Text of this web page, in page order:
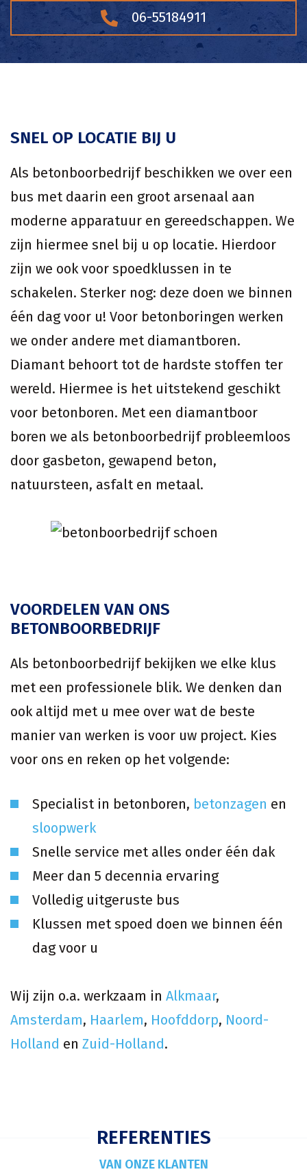
06-55184911
SNEL OP LOCATIE BIJ U
Als betonboorbedrijf beschikken we over een
bus met daarin een groot arsenaal aan
moderne apparatuur en gereedschappen. We
zijn hiermee snel bij u op locatie. Hierdoor
zijn we ook voor spoedklussen in te
schakelen. Sterker nog: deze doen we binnen
één dag voor u! Voor betonboringen werken
we onder andere met diamantboren.
Diamant behoort tot de hardste stoffen ter
wereld. Hiermee is het uitstekend geschikt
voor betonboren. Met een diamantboor
boren we als betonboorbedrijf probleemloos
door gasbeton, gewapend beton,
natuursteen, asfalt en metaal.
VOORDELEN VAN ONS
BETONBOORBEDRIJF
Als betonboorbedrijf bekijken we elke klus
met een professionele blik. We denken dan
ook altijd met u mee over wat de beste
manier van werken is voor uw project. Kies
voor ons en reken op het volgende:
Specialist in betonboren, betonzagen en
sloopwerk
Snelle service met alles onder één dak
Meer dan 5 decennia ervaring
Volledig uitgeruste bus
Klussen met spoed doen we binnen één
dag voor u
Wij zijn o.a. werkzaam in Alkmaar,
Amsterdam, Haarlem, Hoofddorp, Noord-
Holland en Zuid-Holland.
REFERENTIES
VAN ONZE KLANTEN